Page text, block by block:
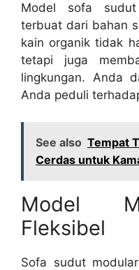
Model sofa
terbuat dari bahan
kain organik tidak
tetapi juga
lingkungan. Anda
Anda peduli
See also Tempat
Cerdas untuk
Model
Fleksibel
Sofa sudut